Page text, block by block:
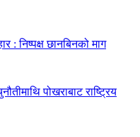
: निष्पक्ष छानबिनको माग
पोखराबाट राष्ट्रिय